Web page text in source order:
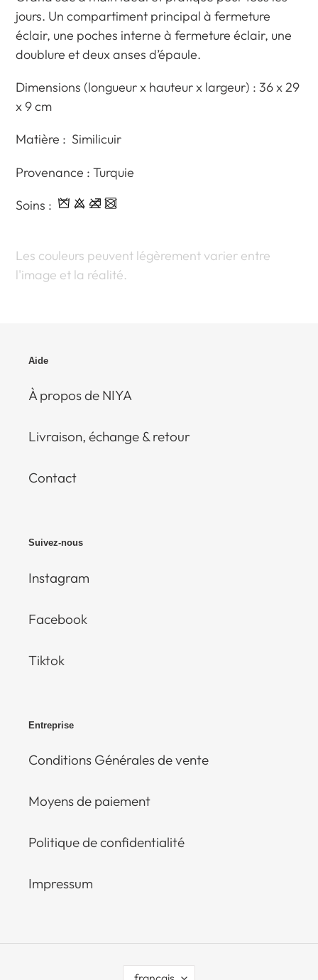
produit
à
votre
jours. Un compartiment principal à fermeture
éclair, une poches interne à fermeture éclair, une
doublure et deux anses d’épaule.
Dimensions (longueur x hauteur x largeur) : 36 x 29
x 9 cm
Matière : Similicuir
Provenance : Turquie
Soins :
Les couleurs peuvent légèrement varier entre
l'image et la réalité.
Aide
À propos de NIYA
Livraison, échange & retour
Contact
Suivez-nous
Instagram
Facebook
Tiktok
Entreprise
Conditions Générales de vente
Moyens de paiement
Politique de confidentialité
Impressum